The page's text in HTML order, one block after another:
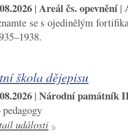
| Areál čs. opevnění |
se s ojedinělým
škola dějepisu
| Národní památník
události